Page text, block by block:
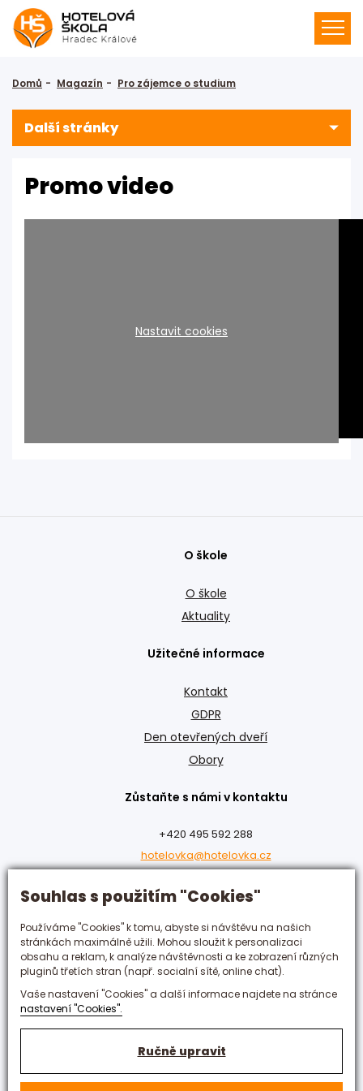
Souhlas s použitím "Cookies"
Používáme "Cookies" k tomu, abyste si návštěvu na našich
stránkách maximálně užili. Mohou sloužit k personalizaci
obsahu a reklam, k analýze návštěvnosti a ke zobrazení různých
pluginů třetích stran (např. socialní sítě, online chat).
Vaše nastavení "Cookies" a další informace najdete na stránce
nastavení "Cookies".
Ručně upravit
Domů Magazín Pro zájemce o studium
Další stránky
Promo video
Nastavit cookies
O škole
O škole
Aktuality
Užitečné informace
Kontakt
GDPR
Den otevřených dveří
Obory
Zůstaňte s námi v kontaktu
+420 495 592 288
hotelovka@hotelovka.cz
Československé armády 274/55,